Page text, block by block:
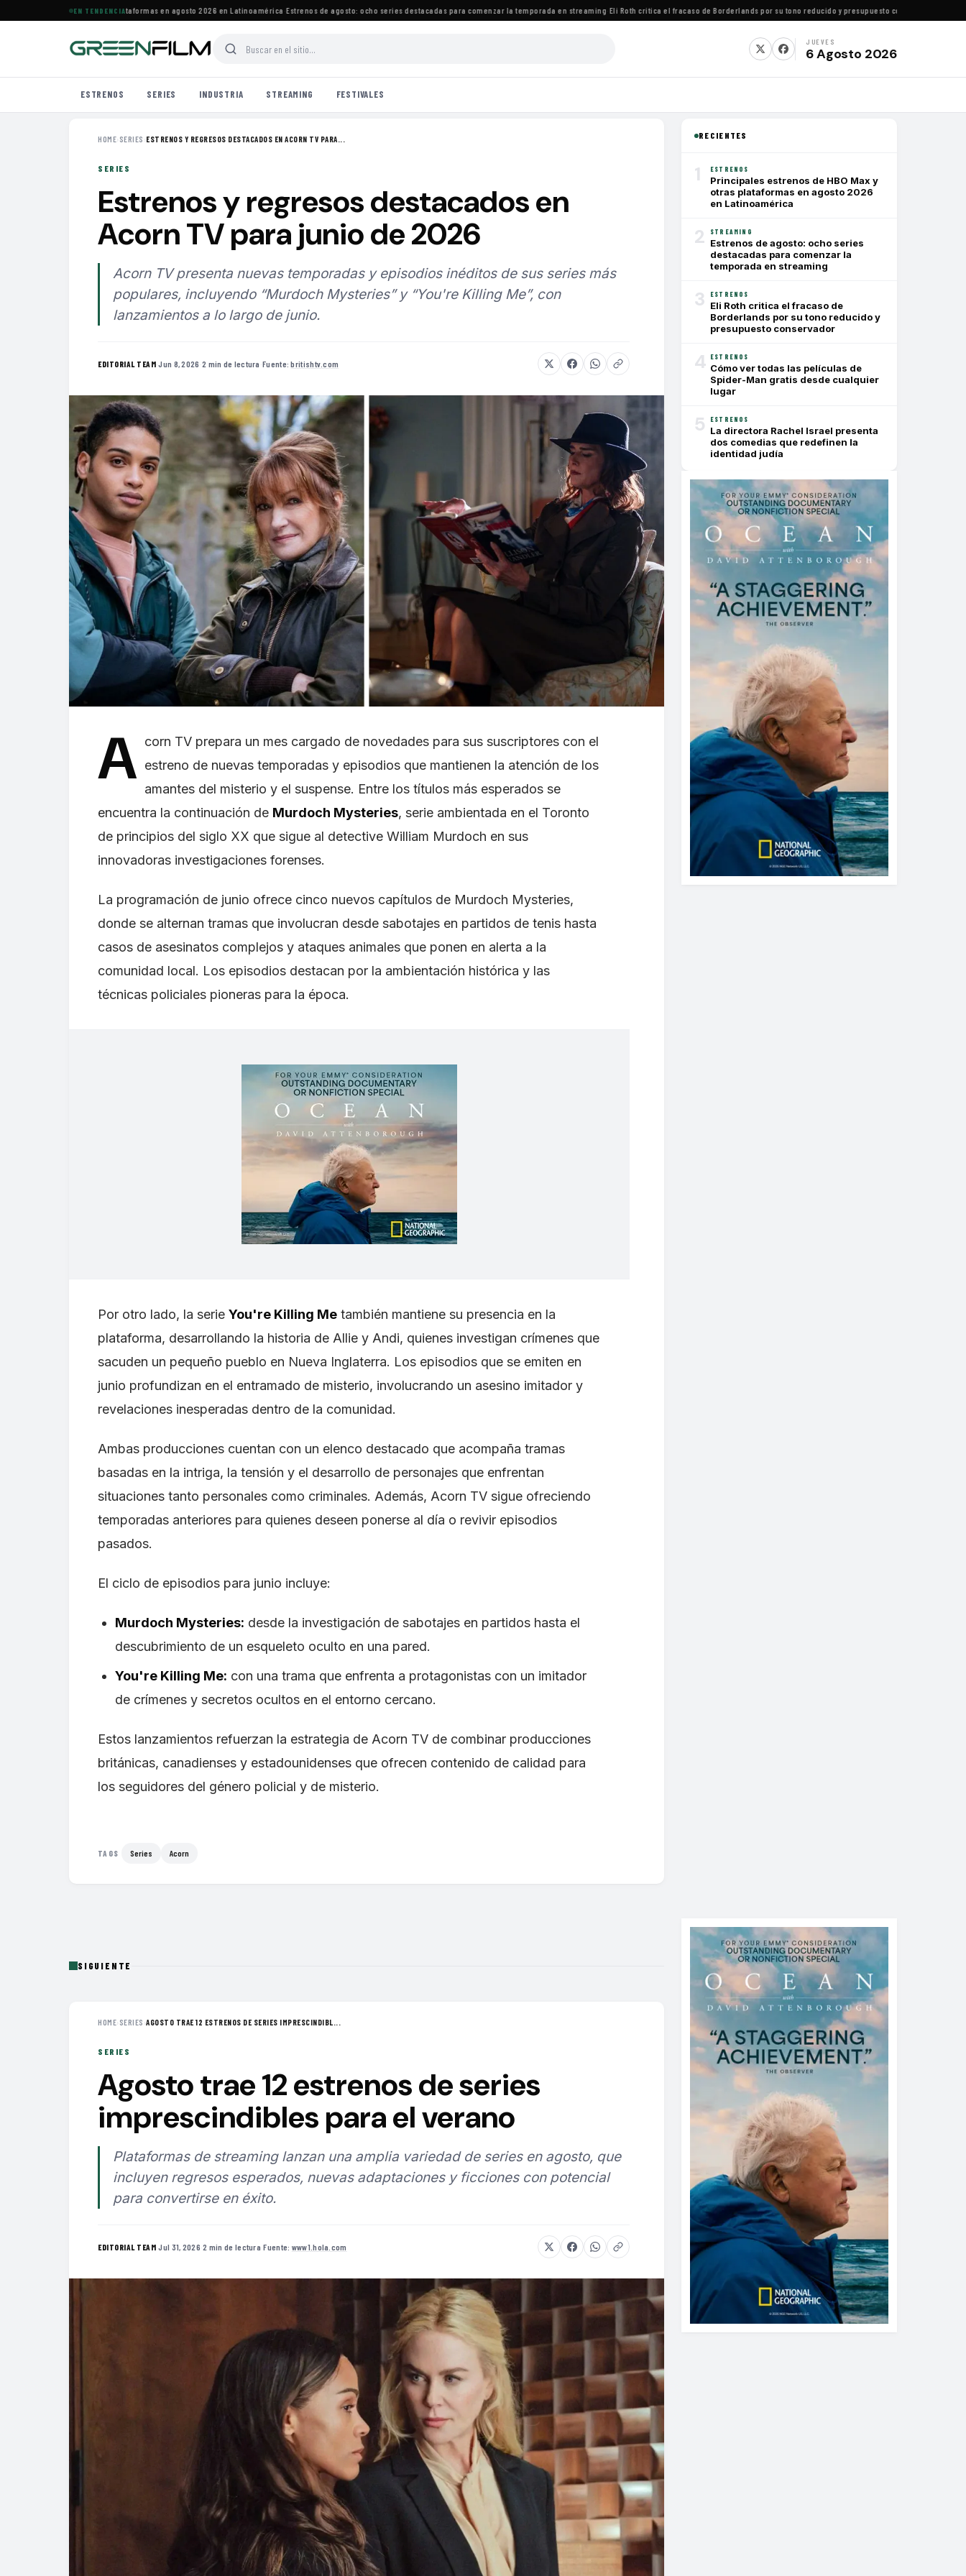
EN TENDENCIA
de HBO Max y otras plataformas en agosto 2026 en Latinoamérica·Estrenos de agosto: ocho series destacadas para comenzar la temporada en streaming·Eli Roth critica el fracaso de Borderlands por su tono reducido y presupuesto conservador
JUEVES
6 Agosto 2026
ESTRENOS SERIES INDUSTRIA STREAMING FESTIVALES
HOME› SERIES ›ESTRENOS Y REGRESOS DESTACADOS EN ACORN TV PARA...
SERIES
Estrenos y regresos destacados en
Acorn TV para junio de 2026
Acorn TV presenta nuevas temporadas y episodios inéditos de sus series más
populares, incluyendo “Murdoch Mysteries” y “You're Killing Me”, con
lanzamientos a lo largo de junio.
EDITORIAL TEAM·Jun 8, 2026 ·2 min de lectura ·Fuente:britishtv.com
A corn TV prepara un mes cargado de novedades para sus suscriptores con el
estreno de nuevas temporadas y episodios que mantienen la atención de los
amantes del misterio y el suspense. Entre los títulos más esperados se
encuentra la continuación de Murdoch Mysteries, serie ambientada en el Toronto
de principios del siglo XX que sigue al detective William Murdoch en sus
innovadoras investigaciones forenses.
La programación de junio ofrece cinco nuevos capítulos de Murdoch Mysteries,
donde se alternan tramas que involucran desde sabotajes en partidos de tenis hasta
casos de asesinatos complejos y ataques animales que ponen en alerta a la
comunidad local. Los episodios destacan por la ambientación histórica y las
técnicas policiales pioneras para la época.
Por otro lado, la serie You're Killing Me también mantiene su presencia en la
plataforma, desarrollando la historia de Allie y Andi, quienes investigan crímenes que
sacuden un pequeño pueblo en Nueva Inglaterra. Los episodios que se emiten en
junio profundizan en el entramado de misterio, involucrando un asesino imitador y
revelaciones inesperadas dentro de la comunidad.
Ambas producciones cuentan con un elenco destacado que acompaña tramas
basadas en la intriga, la tensión y el desarrollo de personajes que enfrentan
situaciones tanto personales como criminales. Además, Acorn TV sigue ofreciendo
temporadas anteriores para quienes deseen ponerse al día o revivir episodios
pasados.
El ciclo de episodios para junio incluye:
Murdoch Mysteries: desde la investigación de sabotajes en partidos hasta el
descubrimiento de un esqueleto oculto en una pared.
You're Killing Me: con una trama que enfrenta a protagonistas con un imitador
de crímenes y secretos ocultos en el entorno cercano.
Estos lanzamientos refuerzan la estrategia de Acorn TV de combinar producciones
británicas, canadienses y estadounidenses que ofrecen contenido de calidad para
los seguidores del género policial y de misterio.
TAGS Series Acorn
RECIENTES
1 ESTRENOS
Principales estrenos de HBO Max y
otras plataformas en agosto 2026
en Latinoamérica
2 STREAMING
Estrenos de agosto: ocho series
destacadas para comenzar la
temporada en streaming
3 ESTRENOS
Eli Roth critica el fracaso de
Borderlands por su tono reducido y
presupuesto conservador
4 ESTRENOS
Cómo ver todas las películas de
Spider-Man gratis desde cualquier
lugar
5 ESTRENOS
La directora Rachel Israel presenta
dos comedias que redefinen la
identidad judía
SIGUIENTE
HOME› SERIES ›AGOSTO TRAE 12 ESTRENOS DE SERIES IMPRESCINDIBL...
SERIES
Agosto trae 12 estrenos de series
imprescindibles para el verano
Plataformas de streaming lanzan una amplia variedad de series en agosto, que
incluyen regresos esperados, nuevas adaptaciones y ficciones con potencial
para convertirse en éxito.
EDITORIAL TEAM·Jul 31, 2026·2 min de lectura·Fuente: www1.hola.com